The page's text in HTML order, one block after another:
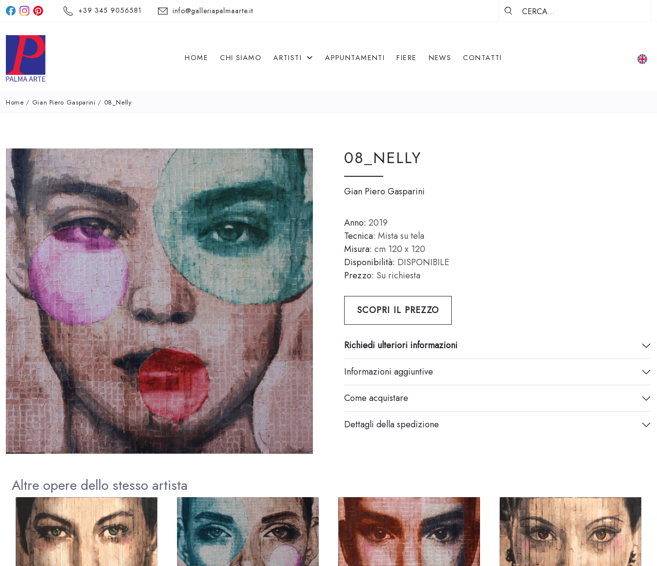
+39 345 9056581 info@galleriapalmaarte.it
HOME CHI SIAMO ARTISTI APPUNTAMENTI FIERE NEWS CONTATTI
Home / Gian Piero Gasparini / 08_Nelly
08_NELLY
Gian Piero Gasparini
Anno: 2019
Tecnica: Mista su tela
Misura: cm 120 x 120
Disponibilità: DISPONIBILE
Prezzo: Su richiesta
SCOPRI IL PREZZO
Richiedi ulteriori informazioni
Informazioni aggiuntive
Come acquistare
Dettagli della spedizione
Altre opere dello stesso artista